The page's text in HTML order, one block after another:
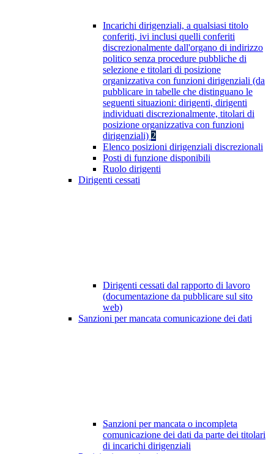
Incarichi dirigenziali, a qualsiasi titolo
conferiti, ivi inclusi quelli conferiti
discrezionalmente dall'organo di indirizzo
politico senza procedure pubbliche di
selezione e titolari di posizione
organizzativa con funzioni dirigenziali (da
pubblicare in tabelle che distinguano le
seguenti situazioni: dirigenti, dirigenti
individuati discrezionalmente, titolari di
posizione organizzativa con funzioni
dirigenziali) 2
Elenco posizioni dirigenziali discrezionali
Posti di funzione disponibili
Ruolo dirigenti
Dirigenti cessati
Dirigenti cessati dal rapporto di lavoro
(documentazione da pubblicare sul sito
web)
Sanzioni per mancata comunicazione dei dati
Sanzioni per mancata o incompleta
comunicazione dei dati da parte dei titolari
di incarichi dirigenziali